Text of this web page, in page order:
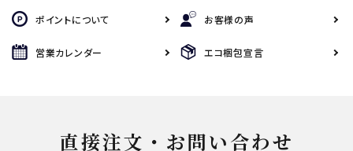
ポイントについて お客様の声
営業カレンダー エコ梱包宣言
直接注文・お問い合わせ